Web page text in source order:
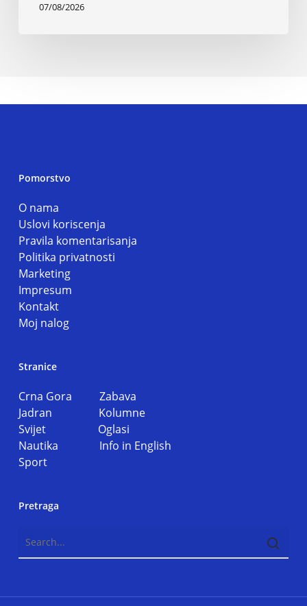
07/08/2026
Pomorstvo
O nama
Uslovi koriscenja
Pravila komentarisanja
Politika privatnosti
Marketing
Impresum
Kontakt
Moj nalog
Stranice
Crna Gora Zabava
Jadran Kolumne
Svijet Oglasi
Nautika Info in English
Sport
Pretraga